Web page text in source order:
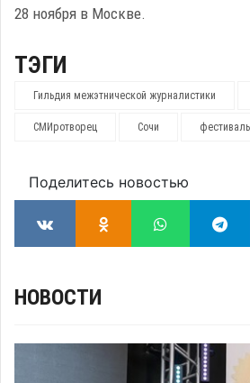
28 ноября в Москве.
ТЭГИ
Гильдия межэтнической журналистики
СМИротворец Сочи
Поделитесь новостью
НОВОСТИ